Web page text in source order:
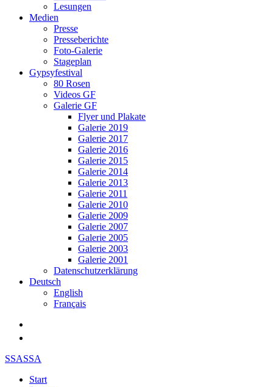
Lesungen
Medien
Presse
Presseberichte
Foto-Galerie
Stageplan
Gypsyfestival
80 Rosen
Videos GF
Galerie GF
Flyer und Plakate
Galerie 2019
Galerie 2017
Galerie 2016
Galerie 2015
Galerie 2014
Galerie 2013
Galerie 2011
Galerie 2010
Galerie 2009
Galerie 2007
Galerie 2005
Galerie 2003
Galerie 2001
Datenschutzerklärung
Deutsch
English
Français
SSASSA
Start